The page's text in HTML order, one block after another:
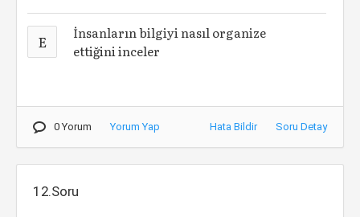
E
İnsanların bilgiyi nasıl organize
ettiğini inceler
0 Yorum Yorum Yap Hata Bildir Soru Detay
12.Soru